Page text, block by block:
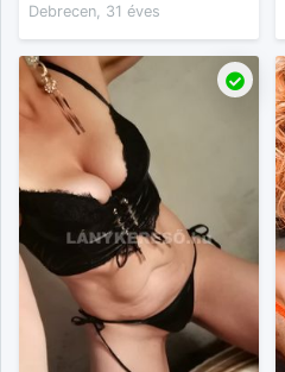
Debrecen, 31 éves